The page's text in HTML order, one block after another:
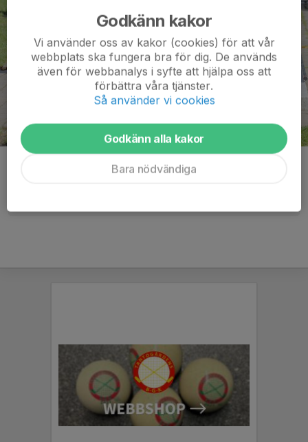
Godkänn kakor
Vi använder oss av kakor (cookies) för att vår
webbplats ska fungera bra för dig. De används
även för webbanalys i syfte att hjälpa oss att
förbättra våra tjänster.
Så använder vi cookies
Godkänn alla kakor
Bara nödvändiga